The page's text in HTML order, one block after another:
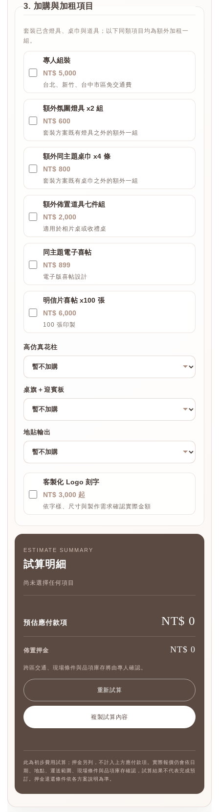
3. 加購與加租項目
套裝已含燈具、桌巾與道具；以下同類項目均為額外加租一
組。
專人組裝
NT$ 5,000
台北、新竹、台中市區免交通費
額外氛圍燈具 x2 組
NT$ 600
套裝方案既有燈具之外的額外一組
額外同主題桌巾 x4 條
NT$ 800
套裝方案既有桌巾之外的額外一組
額外佈置道具七件組
NT$ 2,000
適用於相片桌或收禮桌
同主題電子喜帖
NT$ 899
電子版喜帖設計
明信片喜帖 x100 張
NT$ 6,000
100 張印製
高仿真花柱
桌旗＋迎賓板
地貼輸出
客製化 Logo 刻字
NT$ 3,000 起
依字樣、尺寸與製作需求確認實際金額
ESTIMATE SUMMARY
試算明細
尚未選擇任何項目
預估應付款項 NT$ 0
佈置押金 NT$ 0
跨區交通、現場條件與品項庫存將由專人確認。
重新試算
複製試算內容
此為初步費用試算；押金另列，不計入上方應付款項。實際報價仍會依日
期、地點、運送範圍、現場條件與品項庫存確認，試算結果不代表完成預
訂。押金退還條件依各方案說明為準。